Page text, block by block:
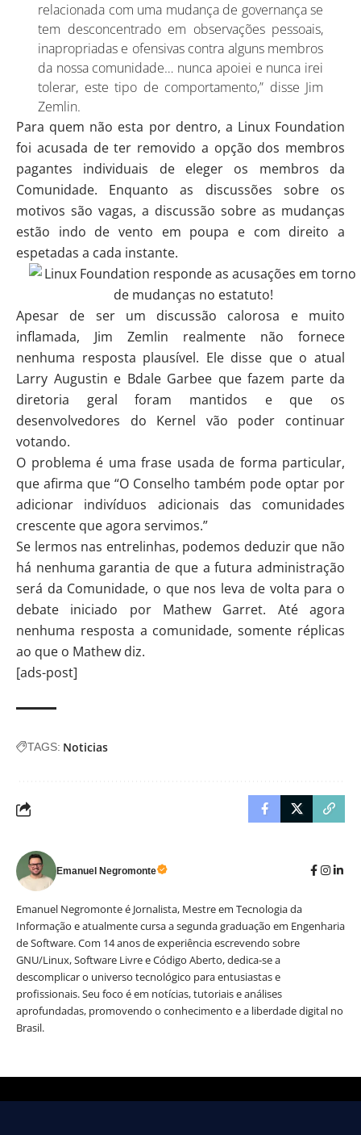
relacionada com uma mudança de governança se
tem desconcentrado em observações pessoais,
inapropriadas e ofensivas contra alguns membros
da nossa comunidade… nunca apoiei e nunca irei
tolerar, este tipo de comportamento,” disse Jim
Zemlin.
Para quem não esta por dentro, a Linux Foundation
foi acusada de ter removido a opção dos membros
pagantes individuais de eleger os membros da
Comunidade. Enquanto as discussões sobre os
motivos são vagas, a discussão sobre as mudanças
estão indo de vento em poupa e com direito a
espetadas a cada instante.
Apesar de ser um discussão calorosa e muito
inflamada, Jim Zemlin realmente não fornece
nenhuma resposta plausível. Ele disse que o atual
Larry Augustin e Bdale Garbee que fazem parte da
diretoria geral foram mantidos e que os
desenvolvedores do Kernel vão poder continuar
votando.
O problema é uma frase usada de forma particular,
que afirma que “O Conselho também pode optar por
adicionar indivíduos adicionais das comunidades
crescente que agora servimos.”
Se lermos nas entrelinhas, podemos deduzir que não
há nenhuma garantia de que a futura administração
será da Comunidade, o que nos leva de volta para o
debate iniciado por Mathew Garret. Até agora
nenhuma resposta a comunidade, somente réplicas
ao que o Mathew diz.
[ads-post]
TAGS: Noticias
Emanuel Negromonte
Emanuel Negromonte é Jornalista, Mestre em Tecnologia da
Informação e atualmente cursa a segunda graduação em Engenharia
de Software. Com 14 anos de experiência escrevendo sobre
GNU/Linux, Software Livre e Código Aberto, dedica-se a
descomplicar o universo tecnológico para entusiastas e
profissionais. Seu foco é em notícias, tutoriais e análises
aprofundadas, promovendo o conhecimento e a liberdade digital no
Brasil.